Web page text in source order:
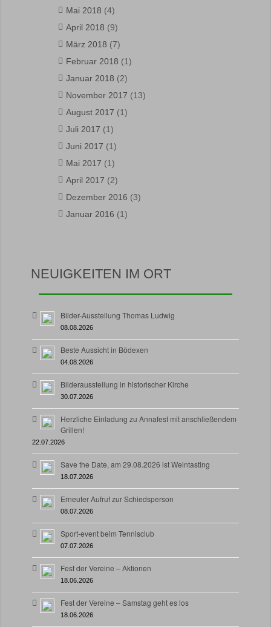
Mai 2018 (4)
April 2018 (9)
März 2018 (7)
Februar 2018 (1)
Januar 2018 (2)
November 2017 (13)
August 2017 (1)
Juli 2017 (1)
Juni 2017 (1)
Mai 2017 (1)
April 2017 (2)
Dezember 2016 (3)
Januar 2016 (1)
NEUIGKEITEN IM ORT
Bilder-Ausstellung Thomas Ludwig
08.08.2026
Beste Aussicht in Bödexen
04.08.2026
Bilderausstellung in historischer Kirche
30.07.2026
Herzliche Einladung zu Annafest mit anschließendem
Grillen!
22.07.2026
Save the Date, am 29.08.2026 ist Weintasting
18.07.2026
Erneuter Aufruf zur Schiedsperson
08.07.2026
Sport-event beim Tennisclub
07.07.2026
Fest der Vereine – Aktionen
18.06.2026
Fest der Vereine – Samstag geht es los
18.06.2026